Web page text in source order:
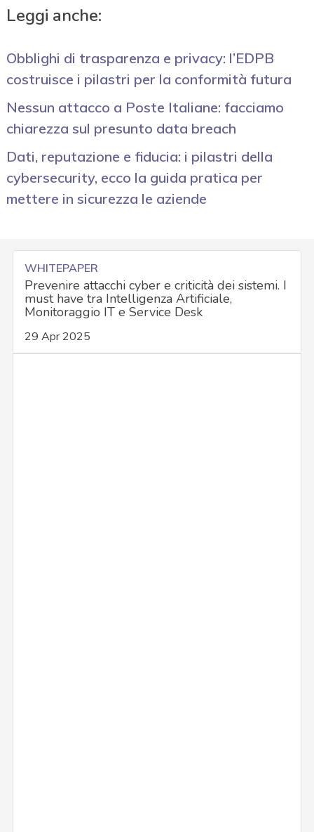
Leggi anche:
Obblighi di trasparenza e privacy: l’EDPB
costruisce i pilastri per la conformità futura
Nessun attacco a Poste Italiane: facciamo
chiarezza sul presunto data breach
Dati, reputazione e fiducia: i pilastri della
cybersecurity, ecco la guida pratica per
mettere in sicurezza le aziende
WHITEPAPER
Prevenire attacchi cyber e criticità dei sistemi. I
must have tra Intelligenza Artificiale,
Monitoraggio IT e Service Desk
29 Apr 2025